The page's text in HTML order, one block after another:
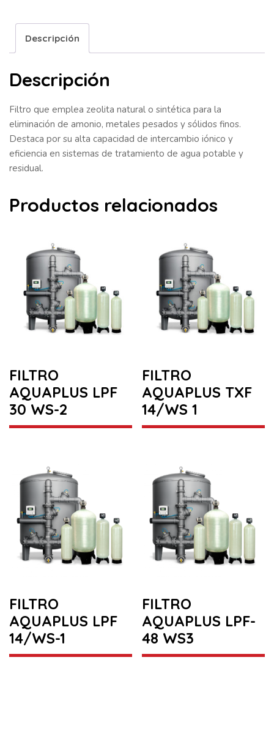
Descripción
Descripción
Filtro que emplea zeolita natural o sintética para la
eliminación de amonio, metales pesados y sólidos finos.
Destaca por su alta capacidad de intercambio iónico y
eficiencia en sistemas de tratamiento de agua potable y
residual.
Productos relacionados
FILTRO
AQUAPLUS LPF
30 WS-2
FILTRO
AQUAPLUS TXF
14/WS 1
FILTRO
AQUAPLUS LPF
14/WS-1
FILTRO
AQUAPLUS LPF-
48 WS3